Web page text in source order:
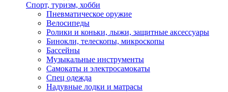
Спорт, туризм, хобби
Пневматическое оружие
Велосипеды
Ролики и коньки, лыжи, защитные аксессуары
Бинокли, телескопы, микроскопы
Бассейны
Музыкальные инструменты
Самокаты и электросамокаты
Спец одежда
Надувные лодки и матрасы